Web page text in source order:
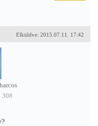
Elküldve: 2015.07.11. 17:42
308